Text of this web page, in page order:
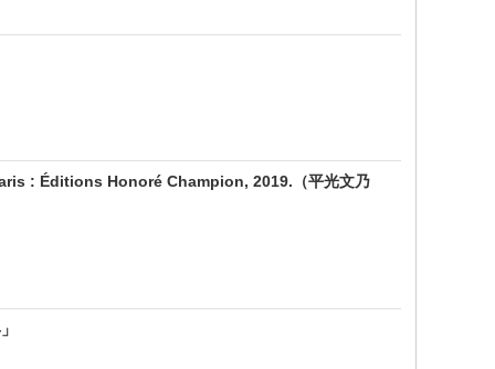
: Éditions Honoré Champion, 2019.（平光文乃